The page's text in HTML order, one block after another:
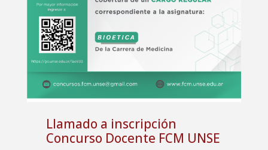
Llamado a inscripción
Concurso Docente FCM UNSE